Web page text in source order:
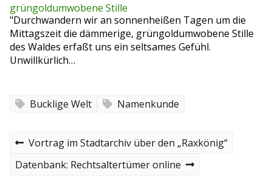
grüngoldumwobene Stille
"Durchwandern wir an sonnenheißen Tagen um die
Mittagszeit die dämmerige, grüngoldumwobene Stille
des Waldes erfaßt uns ein seltsames Gefühl.
Unwillkürlich…
Bucklige Welt Namenkunde
B
e
P
e
Vortrag im Stadtarchiv über den „Raxkönig“
N
Datenbank: Rechtsaltertümer online